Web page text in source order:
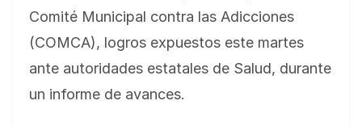
Comité Municipal contra las Adicciones
(COMCA), logros expuestos este martes
ante autoridades estatales de Salud, durante
un informe de avances.